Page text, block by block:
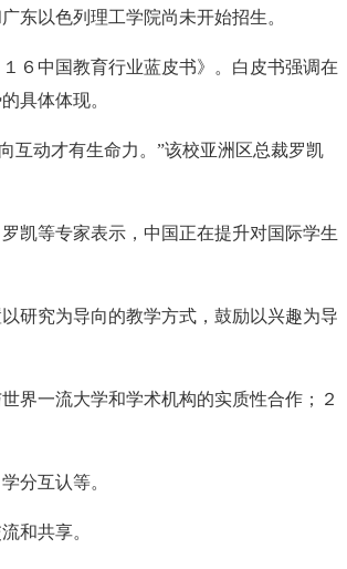
东以色列理工学院尚未开始招生。
６中国教育行业蓝皮书》。白皮书强调在
具体体现。
互动才有生命力。”该校亚洲区总裁罗凯
凯等专家表示，中国正在提升对国际学生
研究为导向的教学方式，鼓励以兴趣为导
界一流大学和学术机构的实质性合作；２
分互认等。
和共享。